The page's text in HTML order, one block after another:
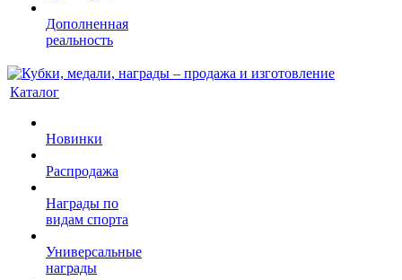
Дополненная
реальность
Каталог
Новинки
Распродажа
Награды по
видам спорта
Универсальные
награды